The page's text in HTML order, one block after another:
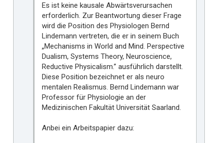
Es ist keine kausale Abwärtsverursachen
erforderlich. Zur Beantwortung dieser Frage
wird die Position des Physiologen Bernd
Lindemann vertreten, die er in seinem Buch
„Mechanisms in World and Mind. Perspective
Dualism, Systems Theory, Neuroscience,
Reductive Physicalism.” ausführlich darstellt.
Diese Position bezeichnet er als neuro
mentalen Realismus. Bernd Lindemann war
Professor für Physiologie an der
Medizinischen Fakultät Universität Saarland.
Anbei ein Arbeitspapier dazu: